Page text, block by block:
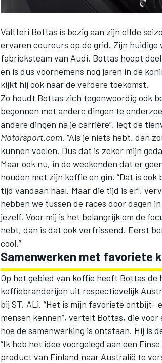
WEC DTM
Valtteri Bottas is bezig aan zijn elfde
ervaren coureurs op de grid. Zijn
fabrieksteam van Audi. Bottas hoopt
en is dus voornemens nog jaren in de
kijkt hij ook naar de verdere toekomst.
Zo houdt Bottas zich tegenwoordig ook
begonnen met andere dingen te
andere dingen na je carrière”, legt de
Motorsport.com. “Als je niets hebt, dan
kunnen voelen. Dus dat is zeker mijn
Maar ook nu, in de weekenden dat er
houden met zijn koffie en gin. “Dat is
tijd vandaan haal. Maar die tijd is er”,
hebben we tussen de races door dagen
jezelf. Voor mij is het belangrijk om de
hebt, dan is dat ook verfrissend. Eerst
cool.”
Samenwerken met favoriete
Op het gebied van koffie heeft Bottas de
koffiebranderijen uit respectievelijk
bij ST. ALi. “Het is mijn favoriete ontbijt-
mensen kennen”, vertelt Bottas, die
hoe de samenwerking is ontstaan. Hij is
“Ik heb het idee voorgelegd aan een
product van Finland naar Australië te